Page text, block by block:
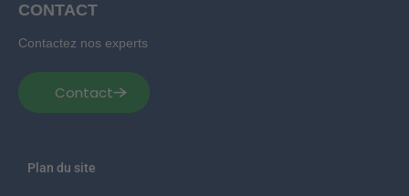
CONTACT
Contactez nos experts
Contact
Plan du site